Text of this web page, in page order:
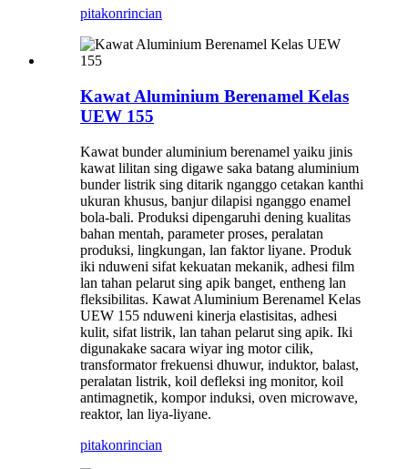
pitakonrincian
Kawat Aluminium Berenamel Kelas
UEW 155
Kawat bunder aluminium berenamel yaiku jinis
kawat lilitan sing digawe saka batang aluminium
bunder listrik sing ditarik nganggo cetakan kanthi
ukuran khusus, banjur dilapisi nganggo enamel
bola-bali. Produksi dipengaruhi dening kualitas
bahan mentah, parameter proses, peralatan
produksi, lingkungan, lan faktor liyane. Produk
iki nduweni sifat kekuatan mekanik, adhesi film
lan tahan pelarut sing apik banget, entheng lan
fleksibilitas. Kawat Aluminium Berenamel Kelas
UEW 155 nduweni kinerja elastisitas, adhesi
kulit, sifat listrik, lan tahan pelarut sing apik. Iki
digunakake sacara wiyar ing motor cilik,
transformator frekuensi dhuwur, induktor, balast,
peralatan listrik, koil defleksi ing monitor, koil
antimagnetik, kompor induksi, oven microwave,
reaktor, lan liya-liyane.
pitakonrincian